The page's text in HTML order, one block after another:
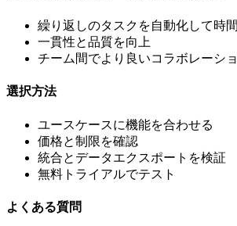
繰り返しのタスクを自動化して時
一貫性と品質を向上
チーム間でより良いコラボレーシ
選択方法
ユースケースに機能を合わせる
価格と制限を確認
統合とデータエクスポートを検証
無料トライアルでテスト
よくある質問